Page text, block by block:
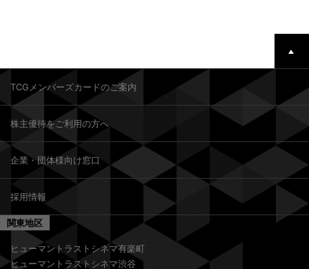
TCGメンバーズカードのご案内
株主優待をご利用の方へ
企業・団体様向け窓口
採用情報
関東地区
ヒューマントラストシネマ有楽町
ヒューマントラストシネマ渋谷